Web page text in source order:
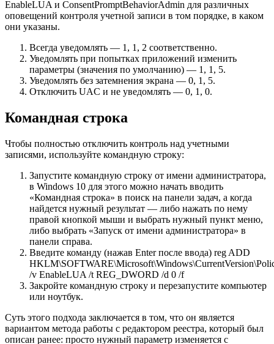
EnableLUA и ConsentPromptBehaviorAdmin для различных
оповещений контроля учетной записи в том порядке, в каком
они указаны.
Всегда уведомлять — 1, 1, 2 соответственно.
Уведомлять при попытках приложений изменить
параметры (значения по умолчанию) — 1, 1, 5.
Уведомлять без затемнения экрана — 0, 1, 5.
Отключить UAC и не уведомлять — 0, 1, 0.
Командная строка
Чтобы полностью отключить контроль над учетными
записями, используйте командную строку:
Запустите командную строку от имени администратора,
в Windows 10 для этого можно начать вводить
«Командная строка» в поиск на панели задач, а когда
найдется нужный результат — либо нажать по нему
правой кнопкой мыши и выбрать нужный пункт меню,
либо выбрать «Запуск от имени администратора» в
панели справа.
Введите команду (нажав Enter после ввода) reg ADD
/v EnableLUA /t REG_DWORD /d 0 /f
Закройте командную строку и перезапустите компьютер
или ноутбук.
Суть этого подхода заключается в том, что он является
вариантом метода работы с редактором реестра, который был
описан ранее: просто нужный параметр изменяется с